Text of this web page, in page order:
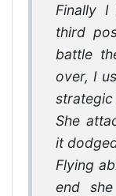
Finally I
third
battle
over, I
strategic
She
it
Flying
end